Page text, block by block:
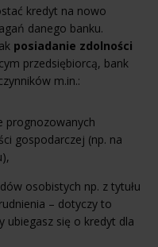
kredyt na nowo
danego banku.
posiadanie zdolności
przedsiębiorcą, bank
m.in.:
prognozowanych
gospodarczej (np. na
osobistych np. z tytułu
– dotyczy to
ubiegasz się o kredyt dla